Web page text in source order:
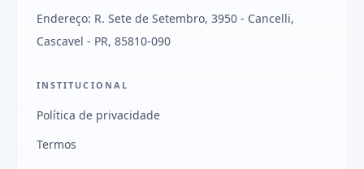
Endereço: R. Sete de Setembro, 3950 - Cancelli,
Cascavel - PR, 85810-090
INSTITUCIONAL
Política de privacidade
Termos